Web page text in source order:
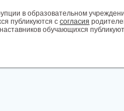
в образовательном
публикуются с согласия
обучающихся